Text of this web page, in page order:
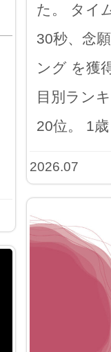
た。 タイ
30秒、念
ング を獲
目別ラン
20位。 1歳
2026.07